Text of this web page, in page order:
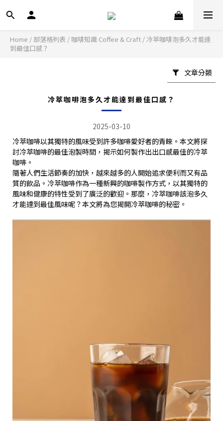
Home / 部落格列表 / 咖啡知識 Coffee & Craft / 冷萃咖啡泡多久才能達
到最佳口感？
文章分類
冷萃咖啡泡多久才能達到最佳口感？
2025-03-10
冷萃咖啡以其獨特的風味受到許多咖啡愛好者的青睞。本文將探
討冷萃咖啡的最佳泡製時間，揭示如何製作出出口感最佳的冷萃
咖啡。
隨著人們生活節奏的加快，越來越多的人開始追求便利而又有品
質的飲品。冷萃咖啡作為一種新興的咖啡製作方式，以其獨特的
風味和健康的特性受到了廣泛的歡迎。那麼，冷萃咖啡該泡多久
才能達到最佳風味呢？本文將為您揭開冷萃咖啡的秘密。